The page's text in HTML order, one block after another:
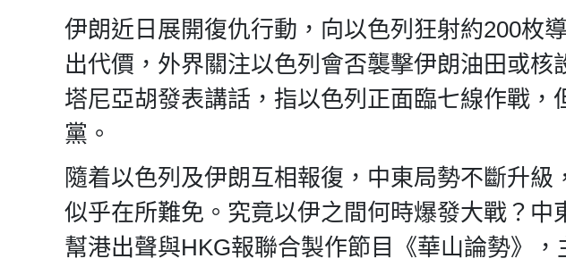
伊朗近日展開復仇行動，向以色列狂射約200枚
出代價，外界關注以色列會否襲擊伊朗油田或核
塔尼亞胡發表講話，指以色列正面臨七線作戰，
黨。
隨着以色列及伊朗互相報復，中東局勢不斷升級
似乎在所難免。究竟以伊之間何時爆發大戰？中
幫港出聲與HKG報聯合製作節目《華山論勢》